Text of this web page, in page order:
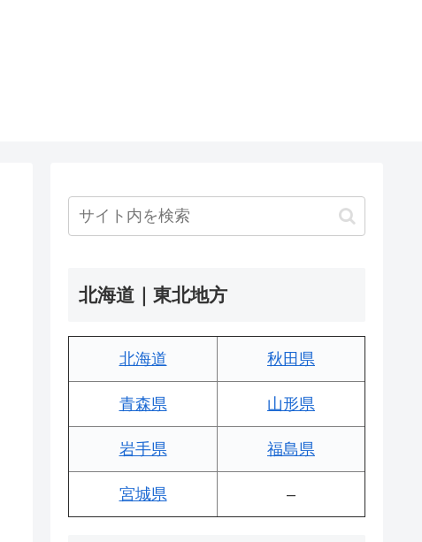
北海道｜東北地方
北海道 秋田県
青森県 山形県
岩手県 福島県
宮城県 –